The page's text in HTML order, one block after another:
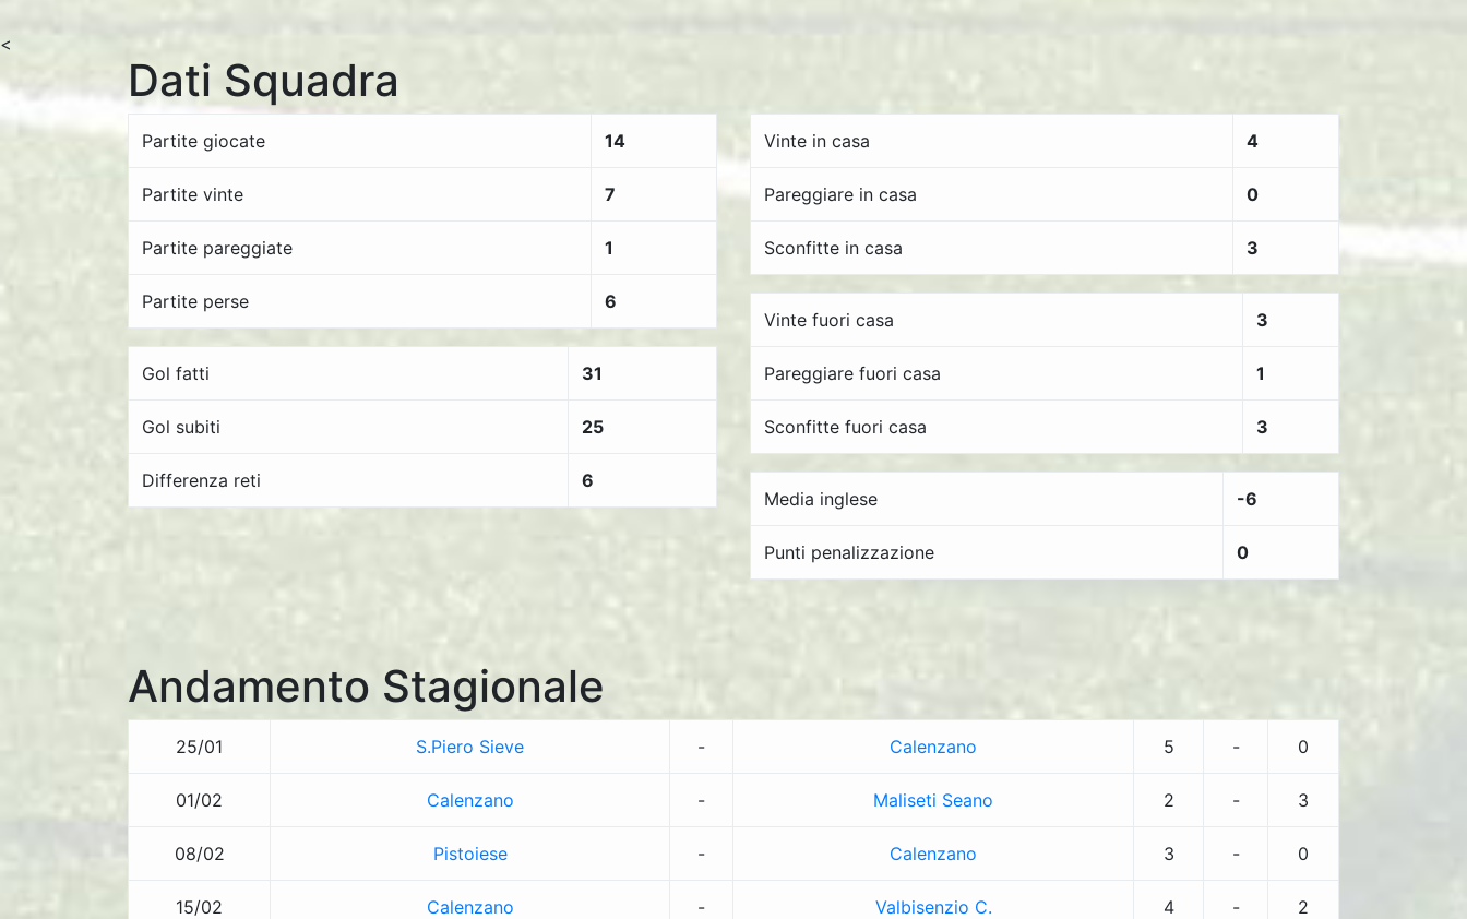
<
Dati Squadra
Partite giocate 14
Partite vinte 7
Partite pareggiate 1
Partite perse 6
Gol fatti 31
Gol subiti 25
Differenza reti 6
Vinte in casa 4
Pareggiare in casa 0
Sconfitte in casa 3
Vinte fuori casa 3
Pareggiare fuori casa 1
Sconfitte fuori casa 3
Media inglese -6
Punti penalizzazione 0
Andamento Stagionale
25/01 S.Piero Sieve - Calenzano 5 - 0
01/02 Calenzano - Maliseti Seano 2 - 3
08/02 Pistoiese - Calenzano 3 - 0
15/02 Calenzano - Valbisenzio C. 4 - 2